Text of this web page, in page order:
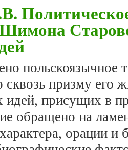
сквозь призму его
присущих в
обращено на
орации